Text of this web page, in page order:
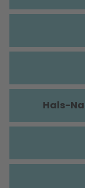
Hals-